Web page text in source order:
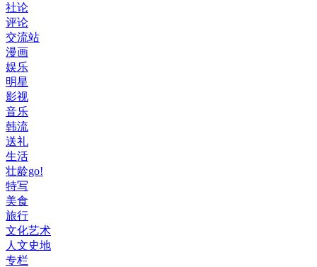
社论
评论
交流站
漫画
娱乐
明星
影视
音乐
韩流
送礼
生活
壮龄go!
特写
美食
旅行
文化艺术
人文史地
专栏